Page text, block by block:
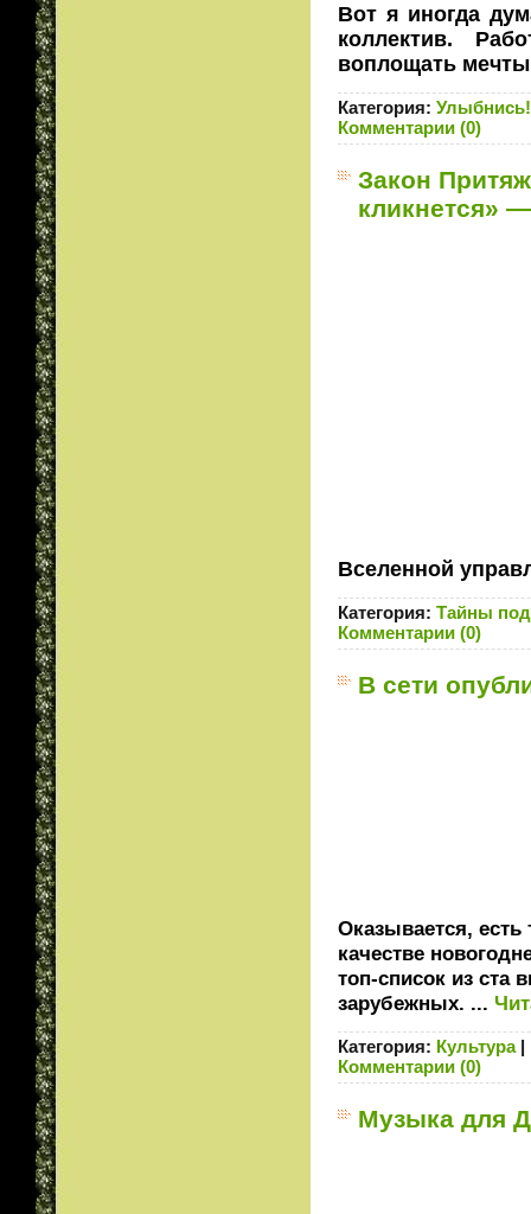
Вот я иногда
коллектив.
воплощать
Категория: Улыбнись!
Комментарии (0)
Закон
кликнется»
Вселенной
Категория: Тайны
Комментарии (0)
В сети
Оказывается, есть
качестве
топ-список из
зарубежных. ...
Категория: Культура|
Комментарии (0)
Музыка для